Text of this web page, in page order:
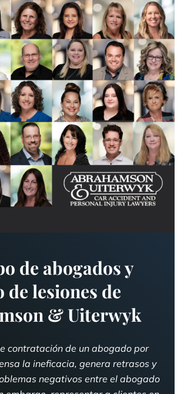
de abogados y
de lesiones de
& Uiterwyk
contratación de un abogado por
la ineficacia, genera retrasos y
negativos entre el abogado